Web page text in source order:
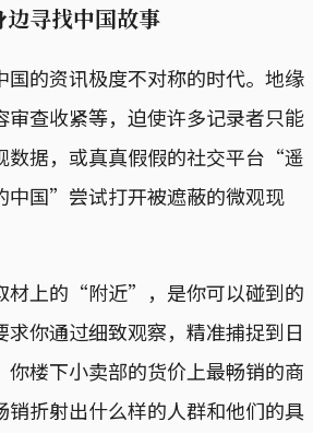
寻找中国故事
国的资讯极度不对称的时代。地缘
查收紧等，迫使许多记录者只能
数据，或真真假假的社交平台“遥
国”尝试打开被遮蔽的微观现
材上的“附近”，是你可以碰到的
求你通过细致观察，精准捕捉到日
你楼下小卖部的货价上最畅销的商
销折射出什么样的人群和他们的具